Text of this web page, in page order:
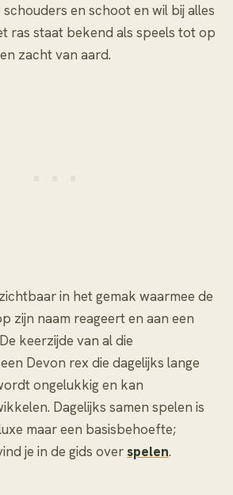
en schoot en wil bij alles
ras staat bekend als speels tot op
zacht van aard.
in het gemak waarmee de
zijn naam reageert en aan een
keerzijde van al die
Devon rex die dagelijks lange
ongelukkig en kan
Dagelijks samen spelen is
maar een basisbehoefte;
je in de gids overspelen.